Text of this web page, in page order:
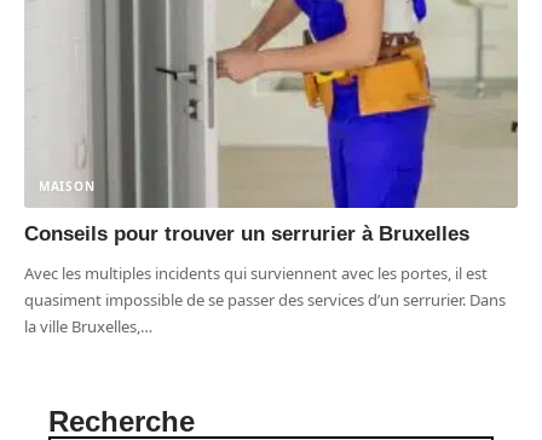
MAISON
Conseils pour trouver un serrurier à Bruxelles
Avec les multiples incidents qui surviennent avec les portes, il est
quasiment impossible de se passer des services d’un serrurier. Dans
la ville Bruxelles,…
Recherche